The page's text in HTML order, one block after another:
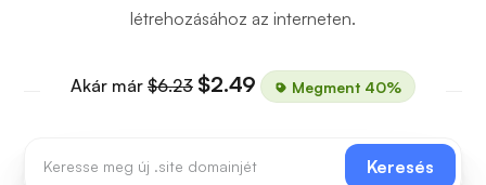
létrehozásához az interneten.
Akár már $6.23 $2.49 Megment 40%
Keresés